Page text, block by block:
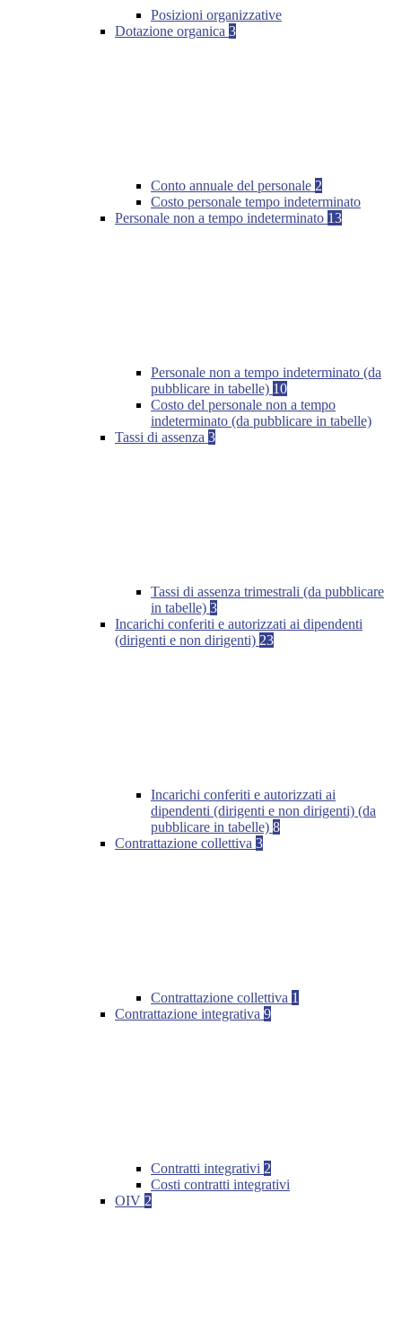
Posizioni organizzative
Dotazione organica 3
Conto annuale del personale 2
Costo personale tempo indeterminato
Personale non a tempo indeterminato 13
Personale non a tempo indeterminato (da
pubblicare in tabelle) 10
Costo del personale non a tempo
indeterminato (da pubblicare in tabelle)
Tassi di assenza 3
Tassi di assenza trimestrali (da pubblicare
in tabelle) 3
Incarichi conferiti e autorizzati ai dipendenti
(dirigenti e non dirigenti) 23
Incarichi conferiti e autorizzati ai
dipendenti (dirigenti e non dirigenti) (da
pubblicare in tabelle) 8
Contrattazione collettiva 3
Contrattazione collettiva 1
Contrattazione integrativa 9
Contratti integrativi 2
Costi contratti integrativi
OIV 2